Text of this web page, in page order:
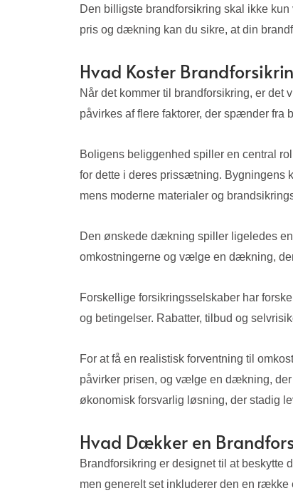
Den billigste brandforsikring skal ikke
pris og dækning kan du sikre, at din
Hvad Koster
Når det kommer til brandforsikring, er det
påvirkes af flere faktorer, der spænder
Boligens beliggenhed spiller en central
for dette i deres prissætning. Bygningens
mens moderne materialer og
Den ønskede dækning spiller ligeledes
omkostningerne og vælge en dækning,
Forskellige forsikringsselskaber har
og betingelser. Rabatter, tilbud og
For at få en realistisk forventning til
påvirker prisen, og vælge en dækning,
økonomisk forsvarlig løsning, der stadig
Hvad Dækker en
Brandforsikring er designet til at beskytte
men generelt set inkluderer den en